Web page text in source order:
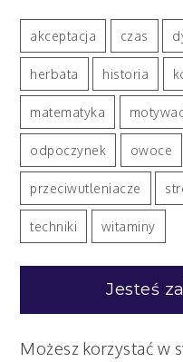
akceptacja czas
herbata historia
matematyka
odpoczynek owoce
przeciwutleniacze
techniki witaminy
Jesteś
Możesz korzystać w